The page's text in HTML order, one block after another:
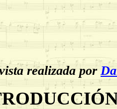
realizada por